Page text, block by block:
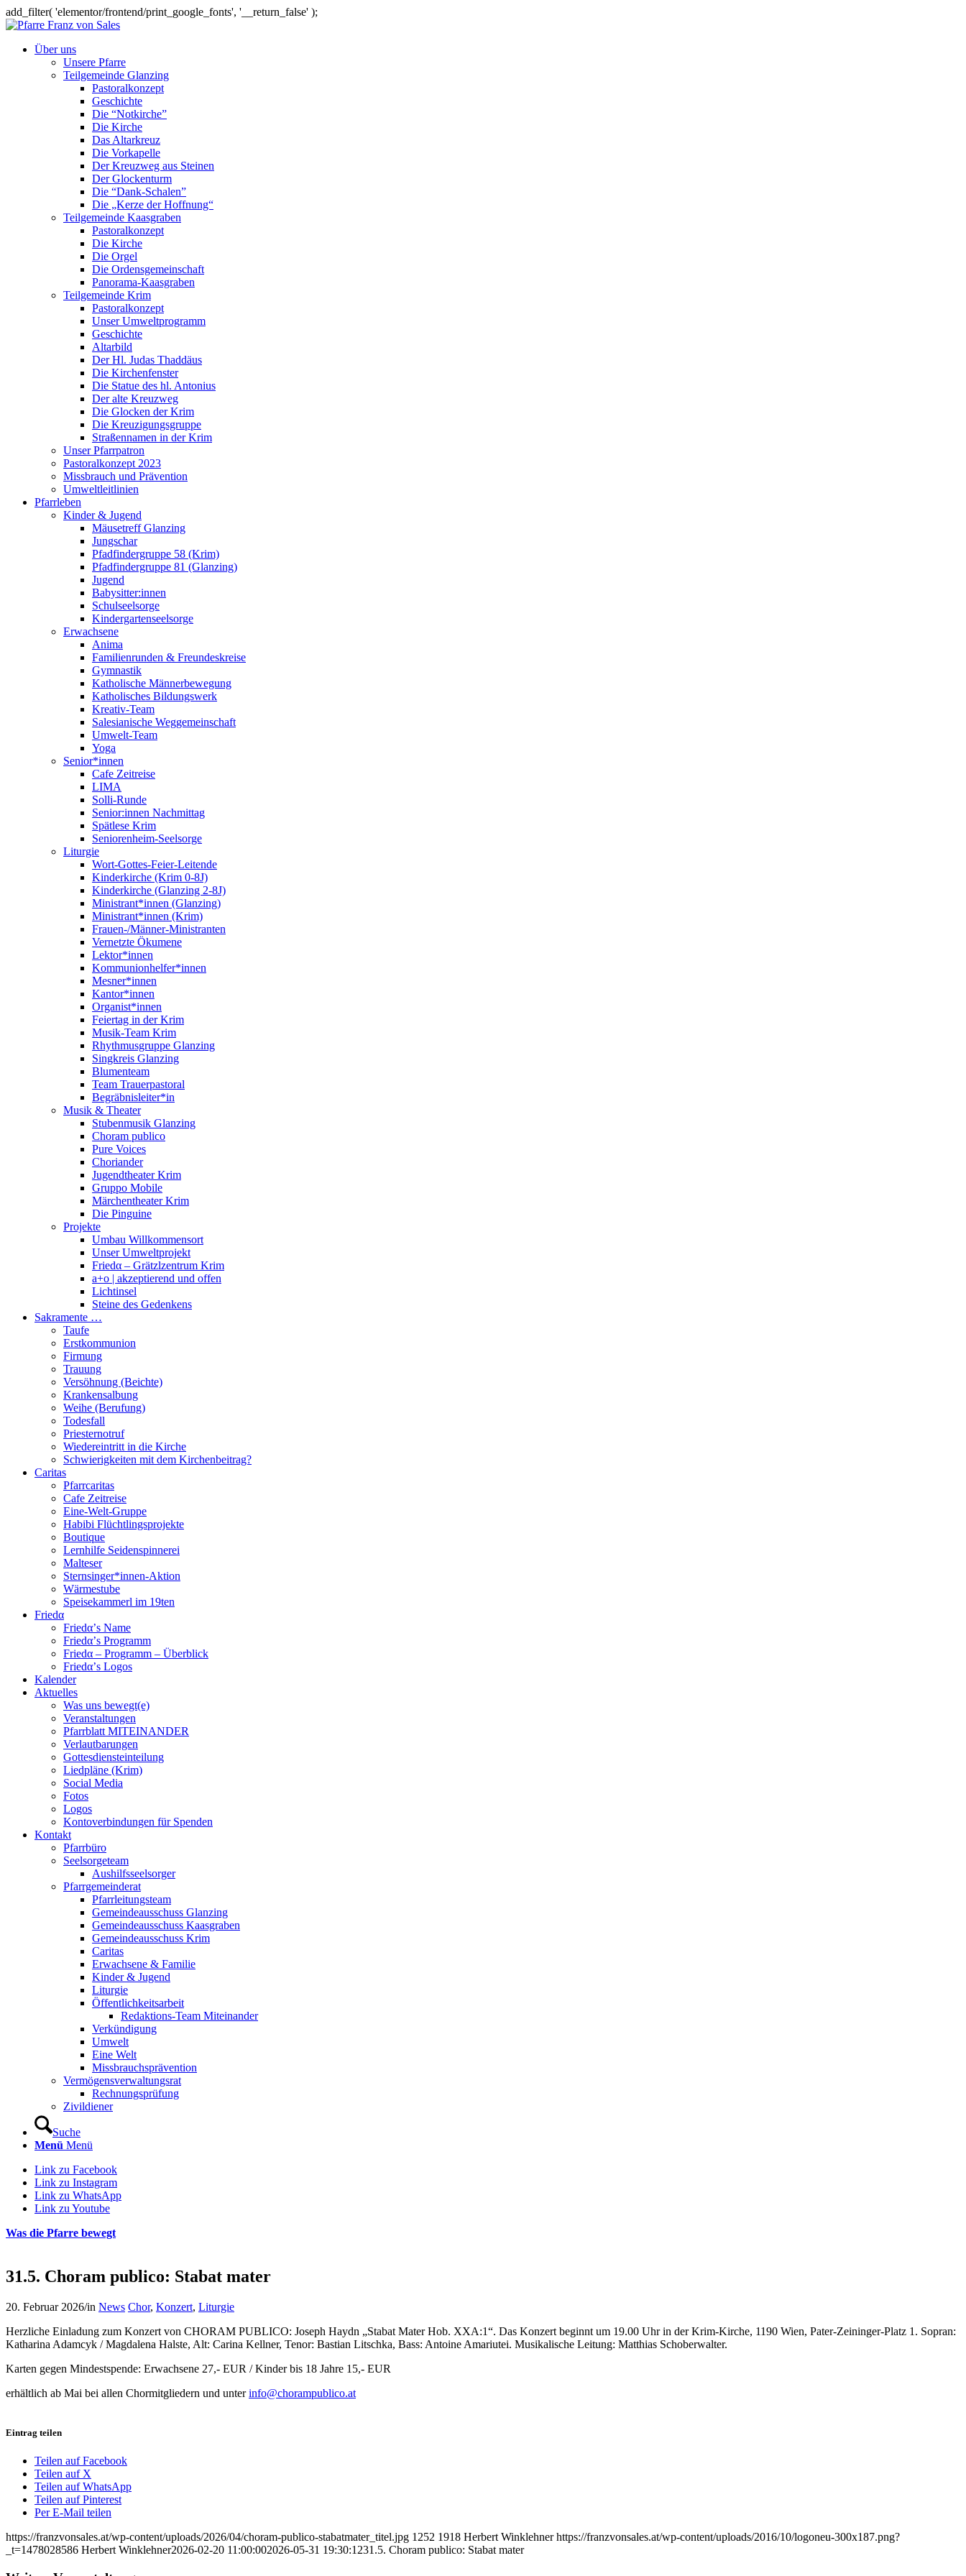
add_filter( 'elementor/frontend/print_google_fonts', '__return_false' );
Über uns
Unsere Pfarre
Teilgemeinde Glanzing
Pastoralkonzept
Geschichte
Die “Notkirche”
Die Kirche
Das Altarkreuz
Die Vorkapelle
Der Kreuzweg aus Steinen
Der Glockenturm
Die “Dank-Schalen”
Die „Kerze der Hoffnung“
Teilgemeinde Kaasgraben
Pastoralkonzept
Die Kirche
Die Orgel
Die Ordensgemeinschaft
Panorama-Kaasgraben
Teilgemeinde Krim
Pastoralkonzept
Unser Umweltprogramm
Geschichte
Altarbild
Der Hl. Judas Thaddäus
Die Kirchenfenster
Die Statue des hl. Antonius
Der alte Kreuzweg
Die Glocken der Krim
Die Kreuzigungsgruppe
Straßennamen in der Krim
Unser Pfarrpatron
Pastoralkonzept 2023
Missbrauch und Prävention
Umweltleitlinien
Pfarrleben
Kinder & Jugend
Mäusetreff Glanzing
Jungschar
Pfadfindergruppe 58 (Krim)
Pfadfindergruppe 81 (Glanzing)
Jugend
Babysitter:innen
Schulseelsorge
Kindergartenseelsorge
Erwachsene
Anima
Familienrunden & Freundeskreise
Gymnastik
Katholische Männerbewegung
Katholisches Bildungswerk
Kreativ-Team
Salesianische Weggemeinschaft
Umwelt-Team
Yoga
Senior*innen
Cafe Zeitreise
LIMA
Solli-Runde
Senior:innen Nachmittag
Spätlese Krim
Seniorenheim-Seelsorge
Liturgie
Wort-Gottes-Feier-Leitende
Kinderkirche (Krim 0-8J)
Kinderkirche (Glanzing 2-8J)
Ministrant*innen (Glanzing)
Ministrant*innen (Krim)
Frauen-/Männer-Ministranten
Vernetzte Ökumene
Lektor*innen
Kommunionhelfer*innen
Mesner*innen
Kantor*innen
Organist*innen
Feiertag in der Krim
Musik-Team Krim
Rhythmusgruppe Glanzing
Singkreis Glanzing
Blumenteam
Team Trauerpastoral
Begräbnisleiter*in
Musik & Theater
Stubenmusik Glanzing
Choram publico
Pure Voices
Choriander
Jugendtheater Krim
Gruppo Mobile
Märchentheater Krim
Die Pinguine
Projekte
Umbau Willkommensort
Unser Umweltprojekt
Friedα – Grätzlzentrum Krim
a+o | akzeptierend und offen
Lichtinsel
Steine des Gedenkens
Sakramente …
Taufe
Erstkommunion
Firmung
Trauung
Versöhnung (Beichte)
Krankensalbung
Weihe (Berufung)
Todesfall
Priesternotruf
Wiedereintritt in die Kirche
Schwierigkeiten mit dem Kirchenbeitrag?
Caritas
Pfarrcaritas
Cafe Zeitreise
Eine-Welt-Gruppe
Habibi Flüchtlingsprojekte
Boutique
Lernhilfe Seidenspinnerei
Malteser
Sternsinger*innen-Aktion
Wärmestube
Speisekammerl im 19ten
Friedα
Friedα’s Name
Friedα’s Programm
Friedα – Programm – Überblick
Friedα’s Logos
Kalender
Aktuelles
Was uns bewegt(e)
Veranstaltungen
Pfarrblatt MITEINANDER
Verlautbarungen
Gottesdiensteinteilung
Liedpläne (Krim)
Social Media
Fotos
Logos
Kontoverbindungen für Spenden
Kontakt
Pfarrbüro
Seelsorgeteam
Aushilfsseelsorger
Pfarrgemeinderat
Pfarrleitungsteam
Gemeindeausschuss Glanzing
Gemeindeausschuss Kaasgraben
Gemeindeausschuss Krim
Caritas
Erwachsene & Familie
Kinder & Jugend
Liturgie
Öffentlichkeitsarbeit
Redaktions-Team Miteinander
Verkündigung
Umwelt
Eine Welt
Missbrauchsprävention
Vermögensverwaltungsrat
Rechnungsprüfung
Zivildiener
Suche
Menü Menü
Link zu Facebook
Link zu Instagram
Link zu WhatsApp
Link zu Youtube
Was die Pfarre bewegt
31.5. Choram publico: Stabat mater
20. Februar 2026/in News Chor, Konzert, Liturgie
Herzliche Einladung zum Konzert von CHORAM PUBLICO: Joseph Haydn „Stabat Mater Hob. XXA:1“. Das Konzert beginnt um 19.00 Uhr in der Krim-Kirche, 1190 Wien, Pater-Zeininger-Platz 1. Sopran:
Katharina Adamcyk / Magdalena Halste, Alt: Carina Kellner, Tenor: Bastian Litschka, Bass: Antoine Amariutei. Musikalische Leitung: Matthias Schoberwalter.
Karten gegen Mindestspende: Erwachsene 27,- EUR / Kinder bis 18 Jahre 15,- EUR
erhältlich ab Mai bei allen Chormitgliedern und unterinfo@chorampublico.at
Eintrag teilen
Teilen auf Facebook
Teilen auf X
Teilen auf WhatsApp
Teilen auf Pinterest
Per E-Mail teilen
https://franzvonsales.at/wp-content/uploads/2026/04/choram-publico-stabatmater_titel.jpg 1252 1918 Herbert Winklehner https://franzvonsales.at/wp-content/uploads/2016/10/logoneu-300x187.png?
_t=1478028586 Herbert Winklehner2026-02-20 11:00:002026-05-31 19:30:1231.5. Choram publico: Stabat mater